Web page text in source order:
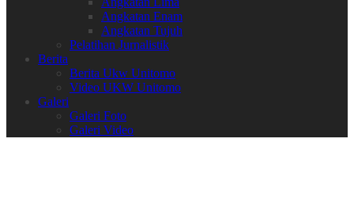
Angkatan Enam
Angkatan Tujuh
Pelatihan Jurnalistik
Berita
Berita Ukw Unitomo
Video UKW Unitomo
Galeri
Galeri Foto
Galeri Video